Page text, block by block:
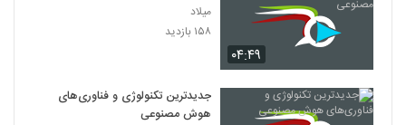
۰۴:۴۹
میلاد
۱۵۸ بازدید
جدیدترین تکنولوژی و فناوری‌های
هوش مصنوعی